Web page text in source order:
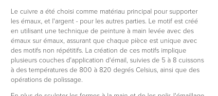
Le cuivre a été choisi comme matériau principal pour supporter
les émaux, et l'argent - pour les autres parties. Le motif est créé
en utilisant une technique de peinture à main levée avec des
émaux sur émaux, assurant que chaque pièce est unique avec
des motifs non répétitifs. La création de ces motifs implique
plusieurs couches d'application d'émail, suivies de 5 à 8 cuissons
à des températures de 800 à 820 degrés Celsius, ainsi que des
opérations de polissage.